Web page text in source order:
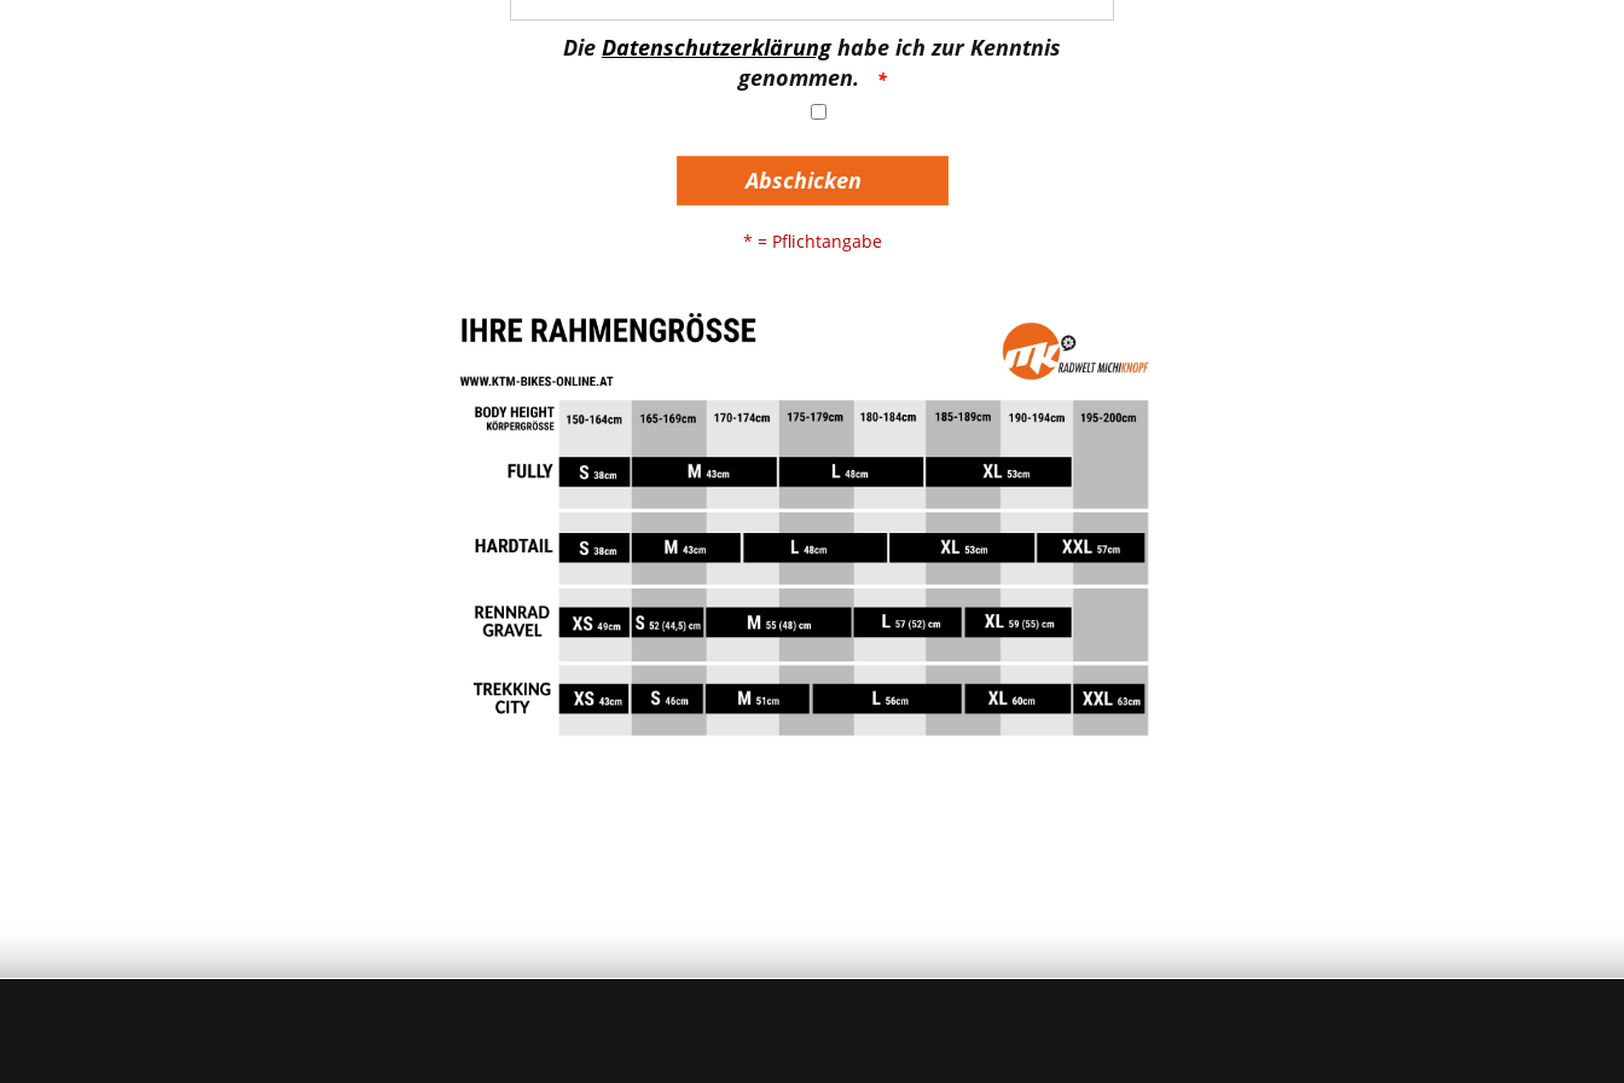
Die Datenschutzerklärunghabe ich zur Kenntnis
genommen.
Abschicken
* = Pflichtangabe